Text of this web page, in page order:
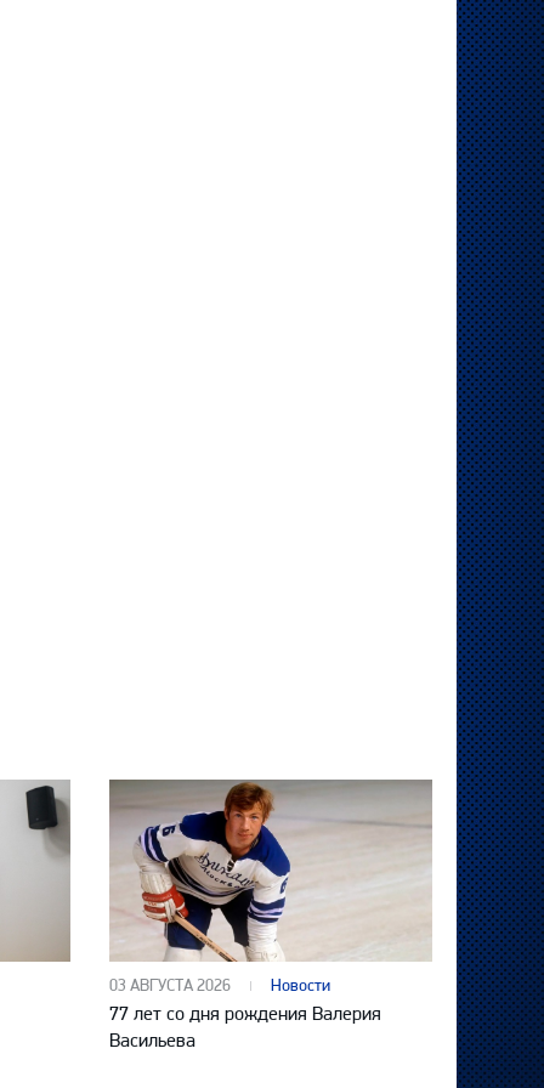
03 АВГУСТА 2026 Новости
77 лет со дня рождения Валерия
Васильева